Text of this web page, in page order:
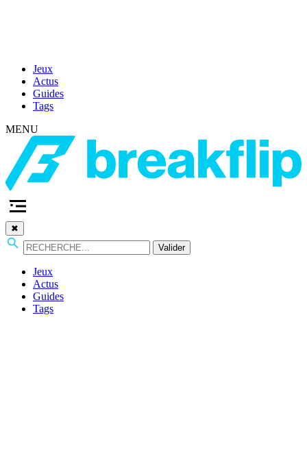
Jeux
Actus
Guides
Tags
MENU
✖
Valider
Jeux
Actus
Guides
Tags